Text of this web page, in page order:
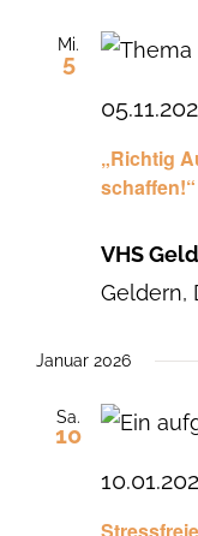
Mi.
5
„Richtig
schaffen!“
VHS
Geldern,
Januar 2026
Sa.
10